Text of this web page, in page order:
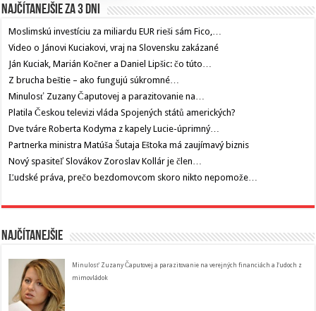
Najčítanejšie za 3 dni
Moslimskú investíciu za miliardu EUR rieši sám Fico,…
Video o Jánovi Kuciakovi, vraj na Slovensku zakázané
Ján Kuciak, Marián Kočner a Daniel Lipšic: čo túto…
Z brucha beštie – ako fungujú súkromné…
Minulosť Zuzany Čaputovej a parazitovanie na…
Platila Českou televizi vláda Spojených států amerických?
Dve tváre Roberta Kodyma z kapely Lucie-úprimný…
Partnerka ministra Matúša Šutaja Eštoka má zaujímavý biznis
Nový spasiteľ Slovákov Zoroslav Kollár je člen…
Ľudské práva, prečo bezdomovcom skoro nikto nepomože…
Najčítanejšie
Minulosť Zuzany Čaputovej a parazitovanie na verejných financiách a ľudoch z
mimovládok